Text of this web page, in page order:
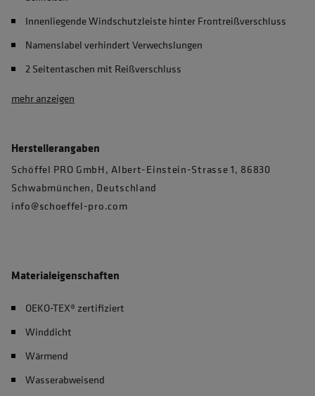
Innenliegende Windschutzleiste hinter Frontreißverschluss
Namenslabel verhindert Verwechslungen
2 Seitentaschen mit Reißverschluss
mehr anzeigen
Herstellerangaben
Schöffel PRO GmbH, Albert-Einstein-Strasse 1, 86830
Schwabmünchen, Deutschland
info@schoeffel-pro.com
Materialeigenschaften
OEKO-TEX® zertifiziert
Winddicht
Wärmend
Wasserabweisend